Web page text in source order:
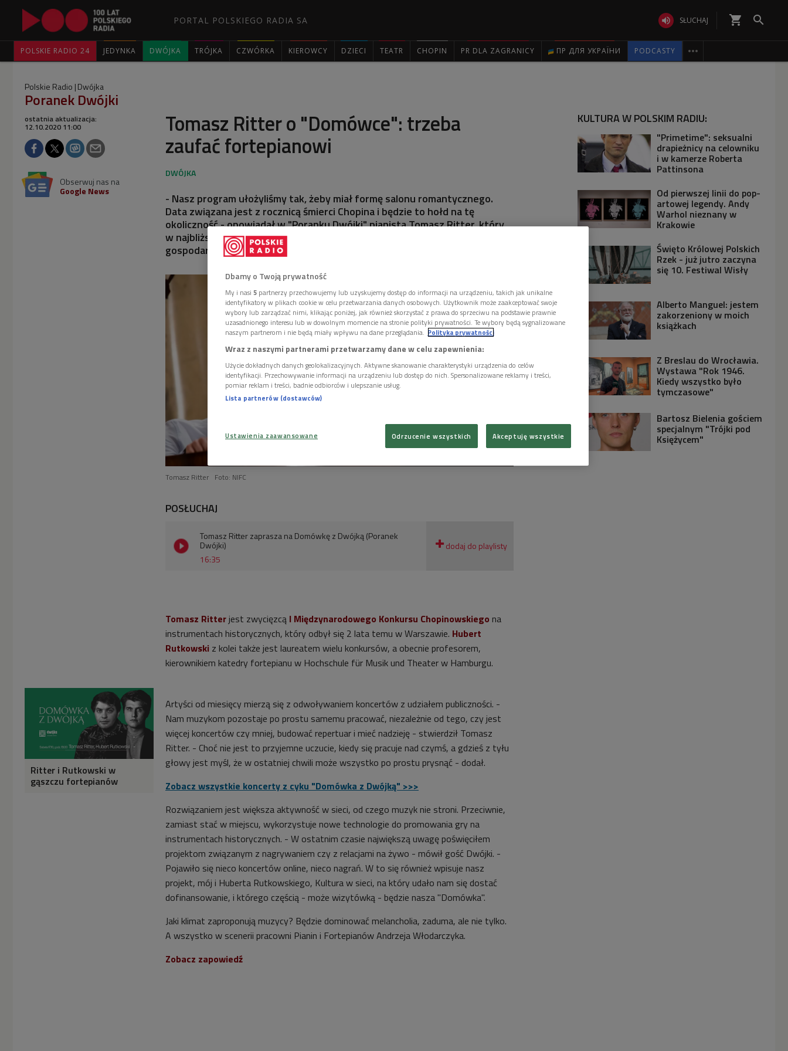
PORTAL POLSKIEGO RADIA SA  SŁUCHAJ shopping_cart 
POLSKIE RADIO 24 JEDYNKA DWÓJKA TRÓJKA CZWÓRKA KIEROWCY DZIECI TEATR CHOPIN PR DLA ZAGRANICY ПР ДЛЯ УКРАЇНИ PODCASTY 
Polskie Radio Dwójka
Poranek Dwójki
Tomasz Ritter o "Domówce": trzeba
zaufać fortepianowi
ostatnia aktualizacja:
12.10.2020 11:00
Obserwuj nas na
Google News
- Nasz program ułożyliśmy tak, żeby miał formę salonu romantycznego.
Data związana jest z rocznicą śmierci Chopina i będzie to hołd na tę
okoliczność - opowiadał w "Poranku Dwójki" pianista Tomasz Ritter, który
w najbliższą sobotę (17.10) będzie - wraz z Hubertem Rutkowskim -
gospodarzem "Domówki z Dwójką".
Tomasz Ritter Foto: NIFC
POSŁUCHAJ
16:35
Tomasz Ritter zaprasza na Domówkę z Dwójką (Poranek
Dwójki)
Tomasz Ritterjest zwycięzcą I Międzynarodowego Konkursu Chopinowskiego na
instrumentach historycznych, który odbył się 2 lata temu w Warszawie. Hubert
Rutkowski z kolei także jest laureatem wielu konkursów, a obecnie profesorem,
kierownikiem katedry fortepianu w Hochschule für Musik und Theater w Hamburgu.
Ritter i Rutkowski w
gąszczu fortepianów
Artyści od miesięcy mierzą się z odwoływaniem koncertów z udziałem publiczności. -
Nam muzykom pozostaje po prostu samemu pracować, niezależnie od tego, czy jest
więcej koncertów czy mniej, budować repertuar i mieć nadzieję - stwierdził Tomasz
Ritter. - Choć nie jest to przyjemne uczucie, kiedy się pracuje nad czymś, a gdzieś z tyłu
głowy jest myśl, że w ostatniej chwili może wszystko po prostu prysnąć - dodał.
Zobacz wszystkie koncerty z cyku "Domówka z Dwójką" >>>
Rozwiązaniem jest większa aktywność w sieci, od czego muzyk nie stroni. Przeciwnie,
zamiast stać w miejscu, wykorzystuje nowe technologie do promowania gry na
instrumentach historycznych. - W ostatnim czasie największą uwagę poświęciłem
projektom związanym z nagrywaniem czy z relacjami na żywo - mówił gość Dwójki. -
Pojawiło się nieco koncertów online, nieco nagrań. W to się również wpisuje nasz
projekt, mój i Huberta Rutkowskiego, Kultura w sieci, na który udało nam się dostać
dofinansowanie, i którego częścią - może wizytówką - będzie nasza "Domówka".
Jaki klimat zaproponują muzycy? Będzie dominować melancholia, zaduma, ale nie tylko.
A wszystko w scenerii pracowni Pianin i Fortepianów Andrzeja Włodarczyka.
Zobacz zapowiedź
KULTURA W POLSKIM RADIU:
"Primetime": seksualni
drapieżnicy na celowniku
i w kamerze Roberta
Pattinsona
Od pierwszej linii do pop-
artowej legendy. Andy
Warhol nieznany w
Krakowie
Święto Królowej Polskich
Rzek - już jutro zaczyna
się 10. Festiwal Wisły
Alberto Manguel: jestem
zakorzeniony w moich
książkach
Z Breslau do Wrocławia.
Wystawa "Rok 1946.
Kiedy wszystko było
tymczasowe"
Bartosz Bielenia gościem
specjalnym "Trójki pod
Księżycem"
Dbamy o Twoją prywatność
My i nasi 5 partnerzy przechowujemy lub uzyskujemy dostęp do informacji na urządzeniu, takich jak unikalne
identyfikatory w plikach cookie w celu przetwarzania danych osobowych. Użytkownik może zaakceptować swoje
wybory lub zarządzać nimi, klikając poniżej, jak również skorzystać z prawa do sprzeciwu na podstawie prawnie
uzasadnionego interesu lub w dowolnym momencie na stronie polityki prywatności. Te wybory będą sygnalizowane
naszym partnerom i nie będą miały wpływu na dane przeglądania. Polityka prywatności
Wraz z naszymi partnerami przetwarzamy dane w celu zapewnienia:
Użycie dokładnych danych geolokalizacyjnych. Aktywne skanowanie charakterystyki urządzenia do celów
identyfikacji. Przechowywanie informacji na urządzeniu lub dostęp do nich. Spersonalizowane reklamy i treści,
pomiar reklam i treści, badnie odbiorców i ulepszanie usług.
Lista partnerów (dostawców)
Ustawienia zaawansowane Odrzucenie wszystkich Akceptuję wszystkie